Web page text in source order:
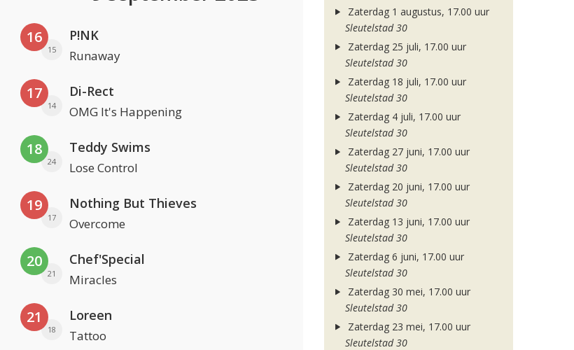
16
15
P!NK
Runaway
17
14
Di-Rect
OMG It's Happening
18
24
Teddy Swims
Lose Control
19
17
Nothing But Thieves
Overcome
20
21
Chef'Special
Miracles
21
18
Loreen
Tattoo
Zaterdag 1 augustus, 17.00 uur
Sleutelstad 30
Zaterdag 25 juli, 17.00 uur
Sleutelstad 30
Zaterdag 18 juli, 17.00 uur
Sleutelstad 30
Zaterdag 4 juli, 17.00 uur
Sleutelstad 30
Zaterdag 27 juni, 17.00 uur
Sleutelstad 30
Zaterdag 20 juni, 17.00 uur
Sleutelstad 30
Zaterdag 13 juni, 17.00 uur
Sleutelstad 30
Zaterdag 6 juni, 17.00 uur
Sleutelstad 30
Zaterdag 30 mei, 17.00 uur
Sleutelstad 30
Zaterdag 23 mei, 17.00 uur
Sleutelstad 30